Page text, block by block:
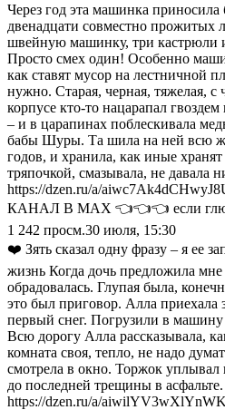
Через год эта машинка
двенадцати совместно прожитых
швейную машинку, три кастрюли
Просто смех один! Особенно
как ставят мусор на лестничной
нужно. Старая, черная, тяжелая,
корпусе кто-то нацарапал
– и в царапинах поблескивала
бабы Шуры. Та шила на ней всю
годов, и хранила, как иные
тряпочкой, смазывала, не давала
https://dzen.ru/a/
КАНАЛ В МАХ 👈👈👈 если
1 242 просм.30 июля, 15:30
❤️ Зять сказал одну фразу – я ее
жизнь Когда дочь предложила мне
обрадовалась. Глупая была,
это был приговор. Алла приехала
первый снег. Погрузили в
Всю дорогу Алла рассказывала,
комната своя, тепло, не надо
смотрела в окно. Торжок уплывал
до последней трещины в асфальте.
https://dzen.ru/a/